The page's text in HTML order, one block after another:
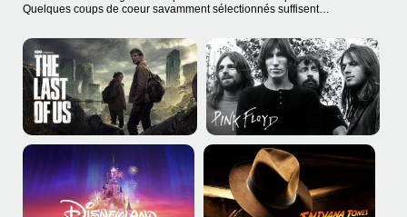
Quelques coups de coeur savamment sélectionnés suffisent…